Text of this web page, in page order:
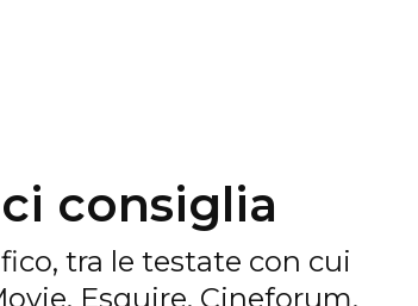
consiglia
tra le testate con cui
Esquire, Cineforum,